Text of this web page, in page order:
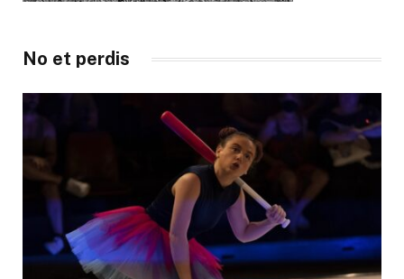
No et perdis